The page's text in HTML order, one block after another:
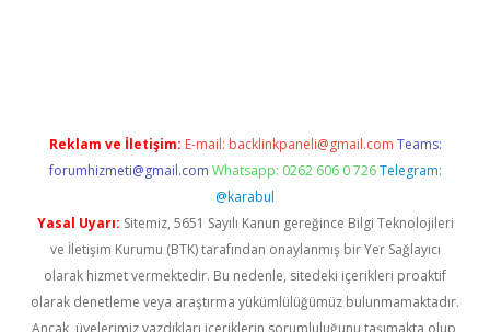
Reklam ve İletişim: E-mail: backlinkpaneli@gmail.com Teams:
forumhizmeti@gmail.com Whatsapp: 0262 606 0 726 Telegram:
@karabul
Yasal Uyarı: Sitemiz, 5651 Sayılı Kanun gereğince Bilgi Teknolojileri
ve İletişim Kurumu (BTK) tarafından onaylanmış bir Yer Sağlayıcı
olarak hizmet vermektedir. Bu nedenle, sitedeki içerikleri proaktif
olarak denetleme veya araştırma yükümlülüğümüz bulunmamaktadır.
Ancak, üyelerimiz yazdıkları içeriklerin sorumluluğunu taşımakta olup,